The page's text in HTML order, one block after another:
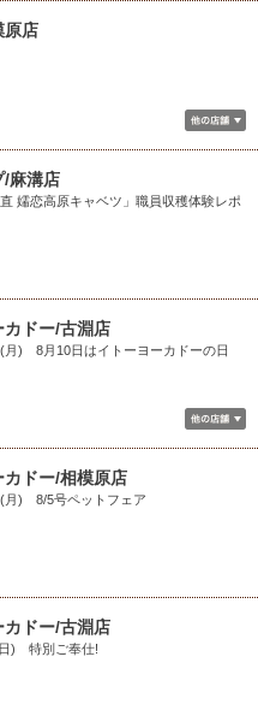
原店
/麻溝店
直 嬬恋高原キャベツ」職員収穫体験レポ
カドー/古淵店
月) 8月10日はイトーヨーカドーの日
カドー/相模原店
月) 8/5号ペットフェア
カドー/古淵店
) 特別ご奉仕!